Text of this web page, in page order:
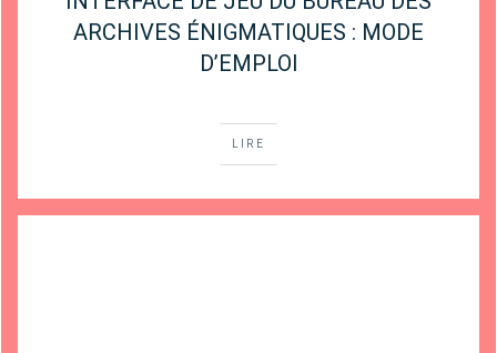
ARCHIVES ÉNIGMATIQUES : MODE
D’EMPLOI
LIRE